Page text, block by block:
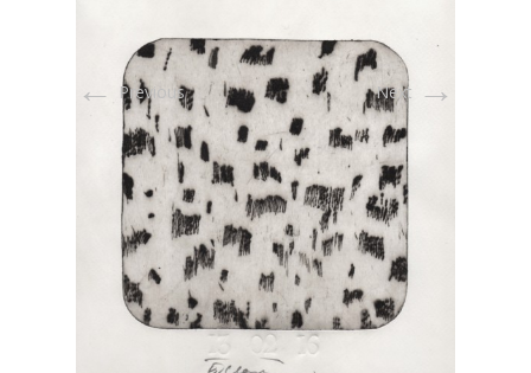
← Previous Next →